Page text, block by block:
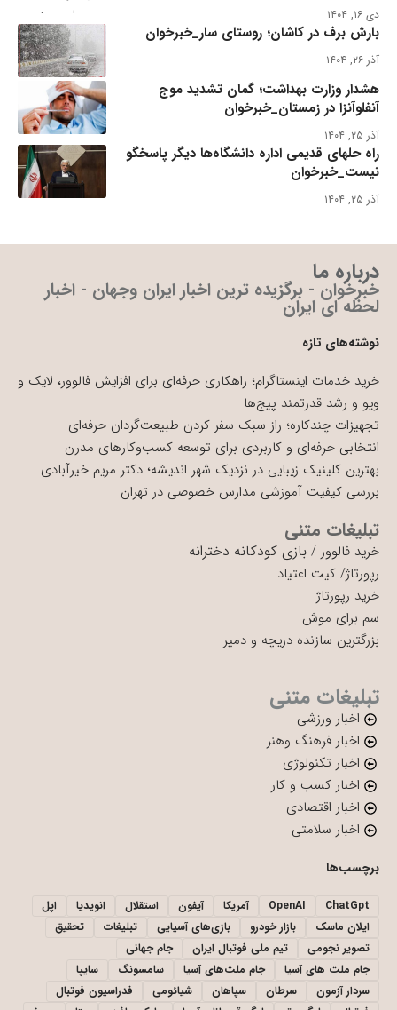
دی ۱۶, ۱۴۰۴
بارش برف در کاشان؛ روستای سار_خبرخوان
آذر ۲۶, ۱۴۰۴
هشدار وزارت بهداشت؛ گمان تشدید موج
آنفلوآنزا در زمستان_خبرخوان
آذر ۲۵, ۱۴۰۴
راه حلهای قدیمی اداره دانشگاه‌ها دیگر پاسخگو
نیست_خبرخوان
آذر ۲۵, ۱۴۰۴
درباره ما
خبرخوان - برگزیده ترین اخبار ایران وجهان - اخبار
لحظه ای ایران
نوشته‌های تازه
خرید خدمات اینستاگرام؛ راهکاری حرفه‌ای برای افزایش فالوور، لایک و
ویو و رشد قدرتمند پیج‌ها
تجهیزات چندکاره؛ راز سبک سفر کردن طبیعت‌گردان حرفه‌ای
انتخابی حرفه‌ای و کاربردی برای توسعه کسب‌وکارهای مدرن
بهترین کلینیک زیبایی در نزدیک شهر اندیشه؛ دکتر مریم خیرآبادی
بررسی کیفیت آموزشی مدارس خصوصی در تهران
تبلیغات متنی
خرید فالوور / بازی کودکانه دخترانه
رپورتاژ/ کیت اعتیاد
خرید رپورتاژ
سم برای موش
بزرگترین سازنده دریچه و دمپر
تبلیغات متنی
اخبار ورزشی
اخبار فرهنگ وهنر
اخبار تکنولوژی
اخبار کسب و کار
اخبار اقتصادی
اخبار سلامتی
برچسب‌ها
ChatGpt
OpenAI آمریکا آیفون استقلال انویدیا
اپل
ایلان ماسک
بازار خودرو بازی‌های آسیایی تبلیغات
تحقیق
تصویر نجومی
تیم ملی فوتبال ایران
جام جهانی
جام ملت های آسیا
جام ملت‌های آسیا سامسونگ
سایپا
سردار آزمون
سرطان سپاهان شیائومی
فدراسیون فوتبال